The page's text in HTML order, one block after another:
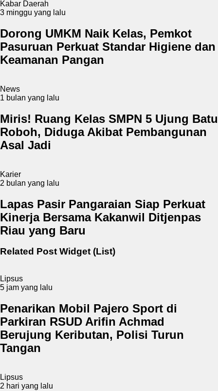
Kabar Daerah
3 minggu yang lalu
Dorong UMKM Naik Kelas, Pemkot
Pasuruan Perkuat Standar Higiene dan
Keamanan Pangan
News
1 bulan yang lalu
Miris! Ruang Kelas SMPN 5 Ujung Batu
Roboh, Diduga Akibat Pembangunan
Asal Jadi
Karier
2 bulan yang lalu
Lapas Pasir Pangaraian Siap Perkuat
Kinerja Bersama Kakanwil Ditjenpas
Riau yang Baru
Related Post Widget (List)
Lipsus
5 jam yang lalu
Penarikan Mobil Pajero Sport di
Parkiran RSUD Arifin Achmad
Berujung Keributan, Polisi Turun
Tangan
Lipsus
2 hari yang lalu